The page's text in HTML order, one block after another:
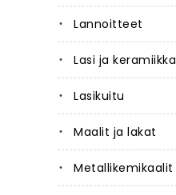
Lannoitteet
Lasi ja keramiikka
Lasikuitu
Maalit ja lakat
Metallikemikaalit